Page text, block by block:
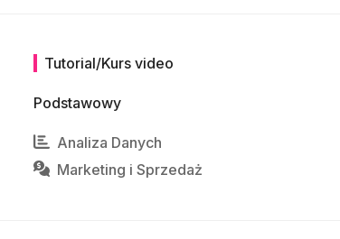
Tutorial/Kurs video
Podstawowy
Analiza Danych
Marketing i Sprzedaż